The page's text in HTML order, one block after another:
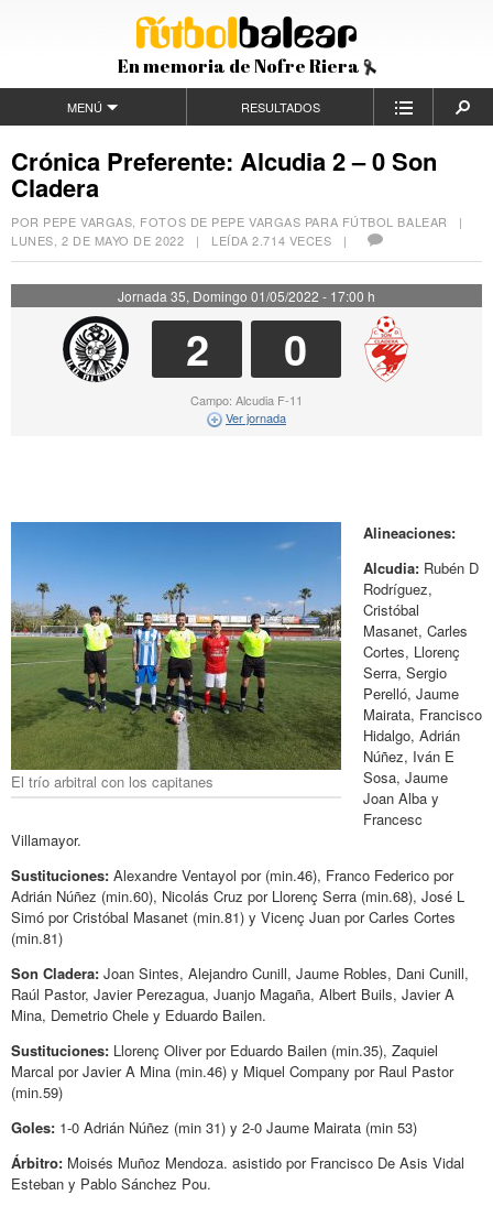
En memoria de Nofre Riera
MENÚ RESULTADOS
Crónica Preferente: Alcudia 2 – 0 Son
Cladera
POR PEPE VARGAS, FOTOS DE PEPE VARGAS PARA FÚTBOL BALEAR |
LUNES, 2 DE MAYO DE 2022 | LEÍDA 2.714 VECES |
Jornada 35, Domingo 01/05/2022 - 17:00 h
2 0
Campo: Alcudia F-11
Ver jornada
El trío arbitral con los capitanes
Alineaciones:
Alcudia: Rubén D
Rodríguez,
Cristóbal
Masanet, Carles
Cortes, Llorenç
Serra, Sergio
Perelló, Jaume
Mairata, Francisco
Hidalgo, Adrián
Núñez, Iván E
Sosa, Jaume
Joan Alba y
Francesc
Villamayor.
Sustituciones: Alexandre Ventayol por (min.46), Franco Federico por
Adrián Núñez (min.60), Nicolás Cruz por Llorenç Serra (min.68), José L
Simó por Cristóbal Masanet (min.81) y Vicenç Juan por Carles Cortes
(min.81)
Son Cladera: Joan Sintes, Alejandro Cunill, Jaume Robles, Dani Cunill,
Raúl Pastor, Javier Perezagua, Juanjo Magaña, Albert Buils, Javier A
Mina, Demetrio Chele y Eduardo Bailen.
Sustituciones: Llorenç Oliver por Eduardo Bailen (min.35), Zaquiel
Marcal por Javier A Mina (min.46) y Miquel Company por Raul Pastor
(min.59)
Goles: 1-0 Adrián Núñez (min 31) y 2-0 Jaume Mairata (min 53)
Árbitro: Moisés Muñoz Mendoza. asistido por Francisco De Asis Vidal
Esteban y Pablo Sánchez Pou.